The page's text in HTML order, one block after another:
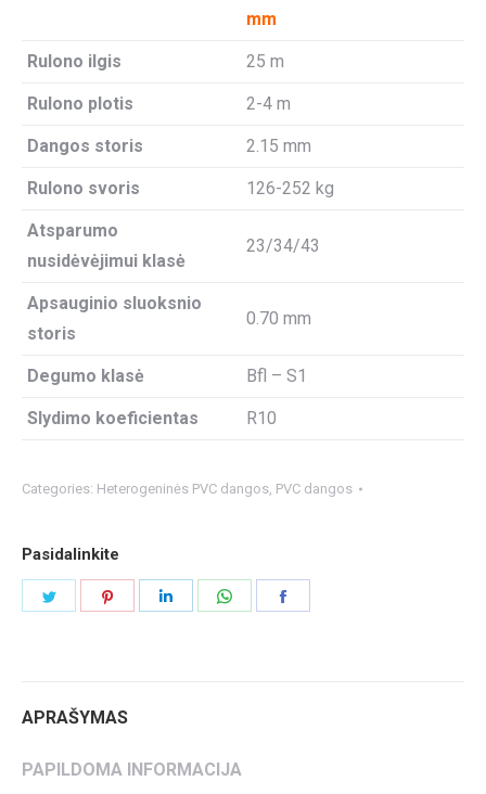
mm
Rulono ilgis 25 m
Rulono plotis 2-4 m
Dangos storis 2.15 mm
Rulono svoris 126-252 kg
Atsparumo
nusidėvėjimui klasė
23/34/43
Apsauginio sluoksnio
storis
0.70 mm
Degumo klasė Bfl – S1
Slydimo koeficientas R10
Categories: Heterogeninės PVC dangos, PVC dangos
Pasidalinkite
APRAŠYMAS
PAPILDOMA INFORMACIJA